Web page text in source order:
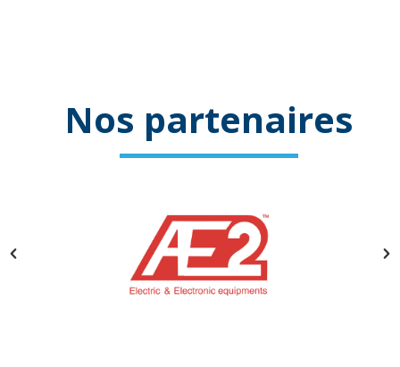
Nos partenaires